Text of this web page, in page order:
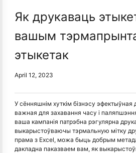
Як друкаваць
вашым
этыкетак
April 12, 2023
У сённяшнім хуткім бізнэсу эфектыўная
важная для захавання часу і
ваша кампанія патрэбна рэгулярна
выкарыстоўваючы тэрмальную мітку
прама з Excel, можа быць добрым
дакладна паказваем вам, як